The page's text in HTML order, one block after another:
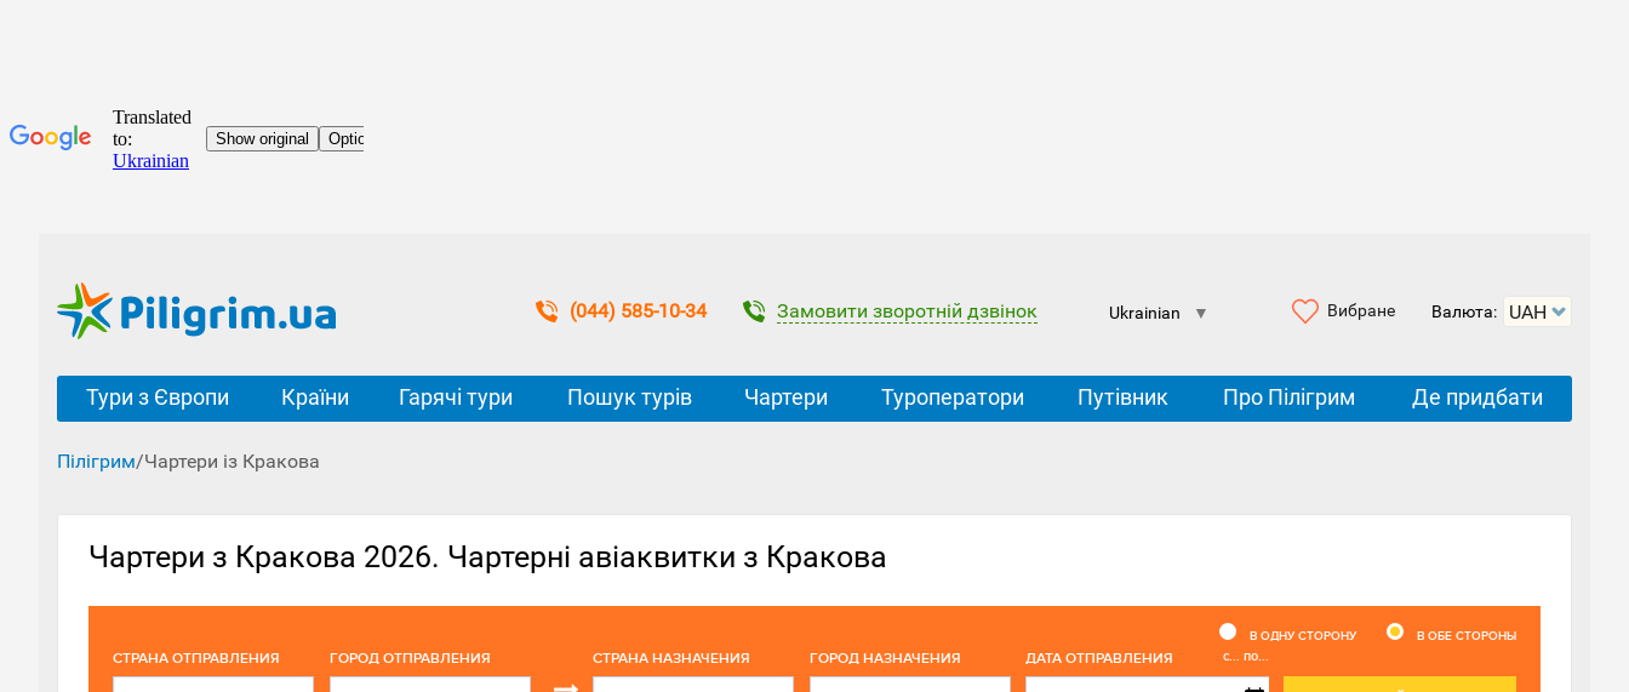
(044) 585-10-34 Замовити зворотній дзвінок Ukrainian ▼ Вибране Валюта:
Тури з Європи Країни Гарячі тури Пошук турів Чартери Туроператори Путівник Про Пілігрим Де придбати
Пілігрим/Чартери із Кракова
Чартери з Кракова 2026. Чартерні авіаквитки з Кракова
В ОДНУ СТОРОНУ В ОБЕ СТОРОНЫ
CТРАНА ОТПРАВЛЕНИЯ ГОРОД ОТПРАВЛЕНИЯ СТРАНА НАЗНАЧЕНИЯ ГОРОД НАЗНАЧЕНИЯ ДАТА ОТПРАВЛЕНИЯ с... по...